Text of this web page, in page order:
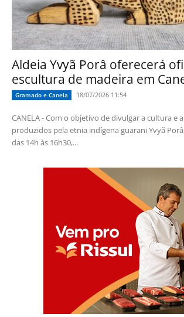
Aldeia Yvyã Porâ oferecerá
escultura de madeira em
Gramado e Canela 18/07/2026 11:54
CANELA - Com o objetivo de divulgar a cultura e
produzidos pela etnia indígena guarani Yvyã
das 14h às 16h30,...